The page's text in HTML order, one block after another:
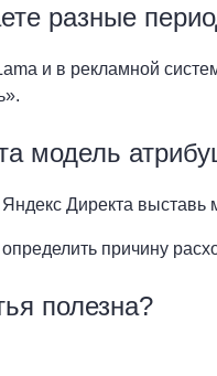
разные
и в рекламной
модель
Яндекс Директа
причину
полезна?